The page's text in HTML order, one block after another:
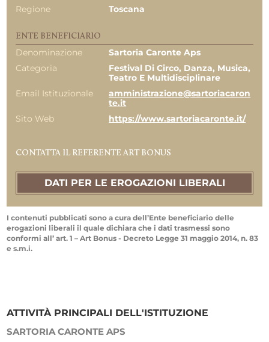
Regione
Toscana
ENTE BENEFICIARIO
Denominazione
Sartoria Caronte Aps
Categoria
Festival Di Circo, Danza, Musica,
Teatro E Multidisciplinare
Email Istituzionale
amministrazione@sartoriacaron
te.it
Sito Web
https://www.sartoriacaronte.it/
CONTATTA IL REFERENTE ART BONUS
DATI PER LE EROGAZIONI LIBERALI
I contenuti pubblicati sono a cura dell’Ente beneficiario delle
erogazioni liberali il quale dichiara che i dati trasmessi sono
conformi all’ art. 1 – Art Bonus - Decreto Legge 31 maggio 2014, n. 83
e s.m.i.
ATTIVITÀ PRINCIPALI DELL'ISTITUZIONE
SARTORIA CARONTE APS